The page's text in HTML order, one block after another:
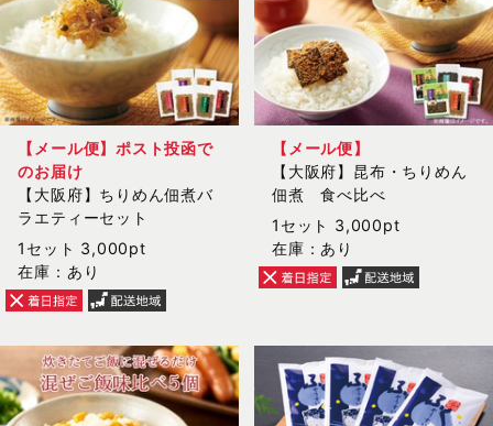
【メール便】ポスト投函で
のお届け
【大阪府】ちりめん佃煮バ
ラエティーセット
1セット 3,000pt
在庫：あり
【メール便】
【大阪府】昆布・ちりめん
佃煮 食べ比べ
1セット 3,000pt
在庫：あり